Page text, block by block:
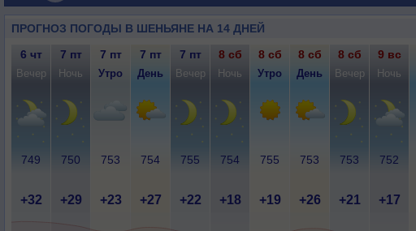
ПРОГНОЗ ПОГОДЫ В ШЕНЬЯНЕ НА 14 ДНЕЙ
6 чт 7 пт 7 пт 7 пт 7 пт 8 сб 8 сб 8 сб 8 сб 9 вс
Вечер Ночь Утро День Вечер Ночь Утро День Вечер Ночь
749 750 753 754 755 754 755 753 753 752
+32 +29 +23 +27 +22 +18 +19 +26 +21 +17